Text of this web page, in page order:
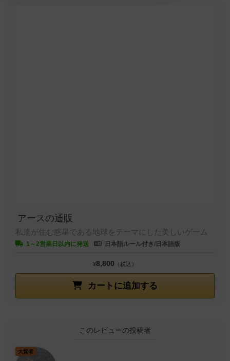
アースの通販
私達が住む惑星である地球をテーマにした美しいゲーム
1～2営業日以内に発送 日本語ルール付き/日本語版
カートに追加する
¥8,800 （税込）
このレビューの投稿者
大賢者